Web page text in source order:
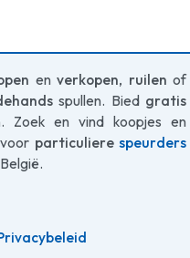
enverkopen, ruilen of
spullen. Bied gratis
Zoek en vind koopjes en
voor particulierespeurders